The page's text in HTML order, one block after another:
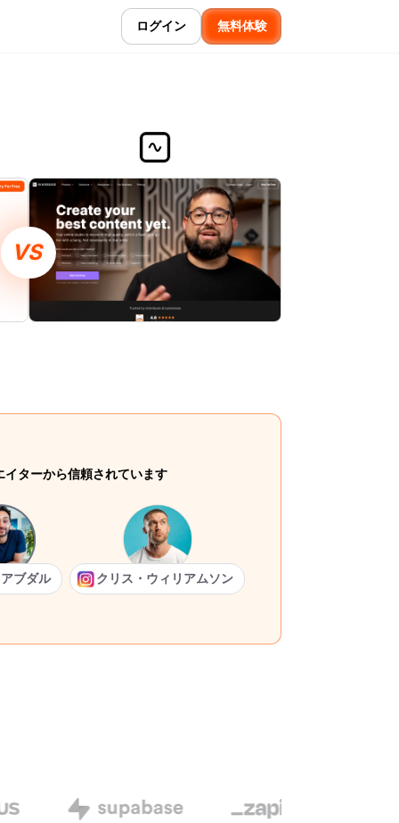
ログイン 無料体験
VS
ターから信頼されています
ブダル クリス・ウィリアムソン